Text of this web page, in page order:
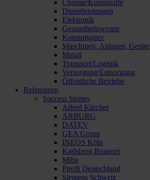
Chemie/Kunststoffe
Dienstleistungen
Elektronik
Gesundheitswesen
Konsumgüter
Maschinen, Anlagen, Geräte
Metall
Transport/Logistik
Versorgung/Entsorgung
Öffentliche Betriebe
Referenzen
Success Stories
Alfred Kärcher
ARBURG
DATEV
GEA Group
INEOS Köln
Karlsberg Brauerei
Miba
Pirelli Deutschland
Siemens Schweiz